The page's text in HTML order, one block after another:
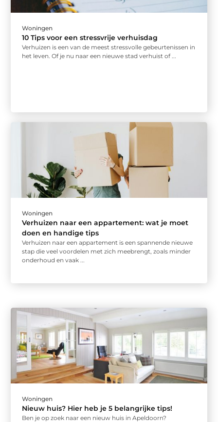
Woningen
10 Tips voor een stressvrije verhuisdag
Verhuizen is een van de meest stressvolle gebeurtenissen in
het leven. Of je nu naar een nieuwe stad verhuist of ...
Woningen
Verhuizen naar een appartement: wat je moet
doen en handige tips
Verhuizen naar een appartement is een spannende nieuwe
stap die veel voordelen met zich meebrengt, zoals minder
onderhoud en vaak ...
Woningen
Nieuw huis? Hier heb je 5 belangrijke tips!
Ben je op zoek naar een nieuw huis in Apeldoorn?